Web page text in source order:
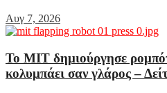
Αυγ 7, 2026
Το MIT δημιούργησε
κολυμπάει σαν γλάρος –